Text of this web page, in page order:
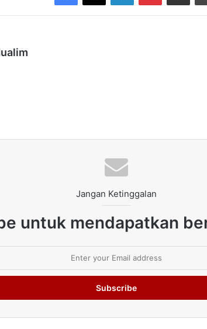
Jangan Ketinggalan
untuk mendapatkan